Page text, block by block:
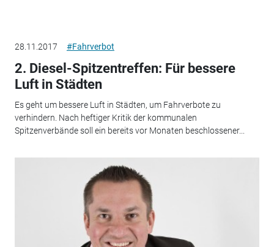
28.11.2017 #Fahrverbot
2. Diesel-Spitzentreffen: Für bessere
Luft in Städten
Es geht um bessere Luft in Städten, um Fahrverbote zu
verhindern. Nach heftiger Kritik der kommunalen
Spitzenverbände soll ein bereits vor Monaten beschlossener...